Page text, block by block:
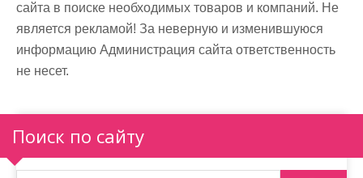
сайта в поиске необходимых товаров и компаний. Не
является рекламой! За неверную и изменившуюся
информацию Администрация сайта ответственность
не несет.
Поиск по сайту